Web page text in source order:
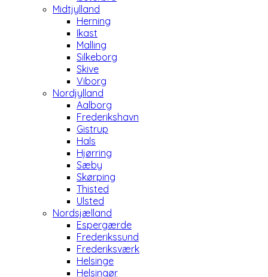
Midtjylland
Herning
Ikast
Malling
Silkeborg
Skive
Viborg
Nordjylland
Aalborg
Frederikshavn
Gistrup
Hals
Hjørring
Sæby
Skørping
Thisted
Ulsted
Nordsjælland
Espergærde
Frederikssund
Frederiksværk
Helsinge
Helsingør